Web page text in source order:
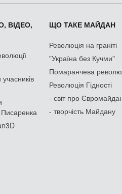
ВІДЕО,
ЩО ТАКЕ МАЙДАН
Революція на граніті
"Україна без Кучми"
Помаранчева
Революція Гідності
- світ про
- творчість Майдану